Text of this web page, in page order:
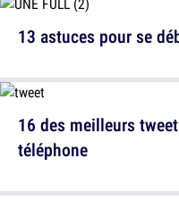
16 des meilleurs
téléphone
13 astuces pour se